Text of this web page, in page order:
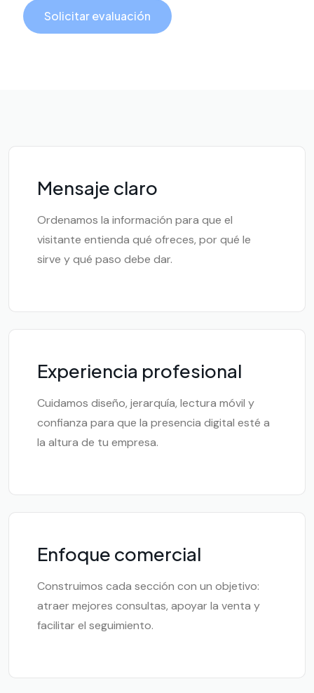
Solicitar evaluación
Mensaje claro
Ordenamos la información para que el
visitante entienda qué ofreces, por qué le
sirve y qué paso debe dar.
Experiencia profesional
Cuidamos diseño, jerarquía, lectura móvil y
confianza para que la presencia digital esté a
la altura de tu empresa.
Enfoque comercial
Construimos cada sección con un objetivo:
atraer mejores consultas, apoyar la venta y
facilitar el seguimiento.